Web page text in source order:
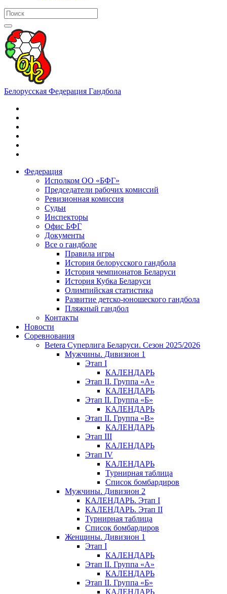
Белорусская Федерация Гандбола
Федерация
Исполком ОО «БФГ»
Председатели рабочих комиссий
Ревизионная комиссия
Судьи
Инспекторы
Офис БФГ
Документы
Все о гандболе
Правила игры
История белорусского гандбола
История чемпионатов Беларуси
История Кубка Беларуси
Олимпийская статистика
Развитие детско-юношеского гандбола
Пляжный гандбол
Контакты
Новости
Соревнования
Betera Суперлига Беларуси. Сезон 2025/2026
Мужчины. Дивизион 1
Этап I
КАЛЕНДАРЬ
Этап II. Группа «А»
КАЛЕНДАРЬ
Этап II. Группа «Б»
КАЛЕНДАРЬ
Этап II. Группа «В»
КАЛЕНДАРЬ
Этап III
КАЛЕНДАРЬ
Этап IV
КАЛЕНДАРЬ
Турнирная таблица
Список бомбардиров
Мужчины. Дивизион 2
КАЛЕНДАРЬ. Этап I
КАЛЕНДАРЬ. Этап II
Турнирная таблица
Список бомбардиров
Женщины. Дивизион 1
Этап I
КАЛЕНДАРЬ
Этап II. Группа «А»
КАЛЕНДАРЬ
Этап II. Группа «Б»
КАЛЕНДАРЬ